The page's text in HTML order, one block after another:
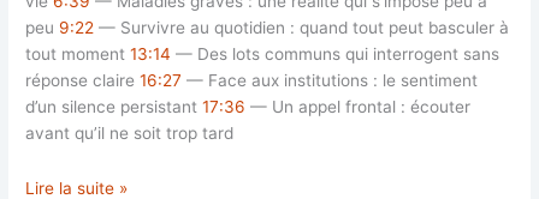
peu 9:22 — Survivre au quotidien : quand tout peut basculer à
tout moment13:14 — Des lots communs qui interrogent sans
réponse claire16:27 — Face aux institutions : le sentiment
d’un silence persistant17:36 — Un appel frontal : écouter
avant qu’il ne soit trop tard
Ces
Lire la suite »